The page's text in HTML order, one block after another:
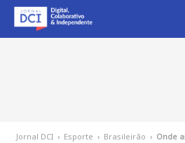
Jornal DCI › Esporte › Brasileirão › Onde